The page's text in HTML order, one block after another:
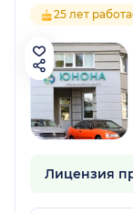
25 лет
Лицензия